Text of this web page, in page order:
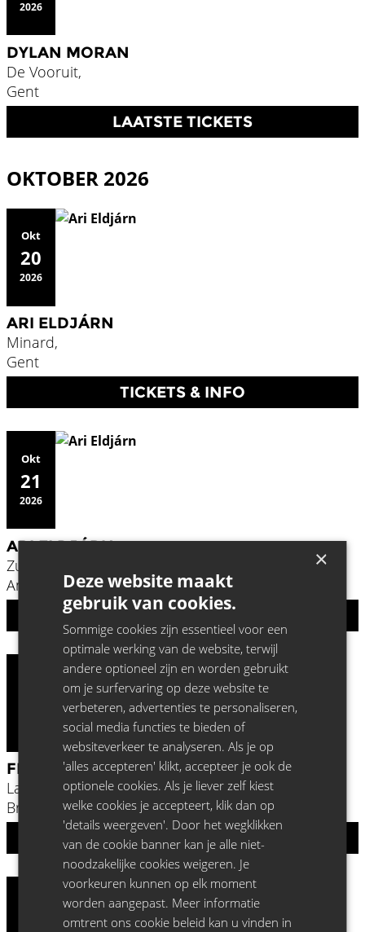
2026
DYLAN MORAN
De Vooruit,
Gent
LAATSTE TICKETS
OKTOBER 2026
Okt
20
2026
ARI ELDJÁRN
Minard,
Gent
TICKETS & INFO
Okt
21
2026
ARI ELDJÁRN
Zuiderpershuis,
Antwerpen
TICKETS & INFO
FRANCESCO DE CARLO
La Madeleine,
Brussel
TICKETS & INFO
×
Deze website maakt
gebruik van cookies.
Sommige cookies zijn essentieel voor een
optimale werking van de website, terwijl
andere optioneel zijn en worden gebruikt
om je surfervaring op deze website te
verbeteren, advertenties te personaliseren,
social media functies te bieden of
websiteverkeer te analyseren. Als je op
'alles accepteren' klikt, accepteer je ook de
optionele cookies. Als je liever zelf kiest
welke cookies je accepteert, klik dan op
'details weergeven'. Door het wegklikken
van de cookie banner kan je alle niet-
noodzakelijke cookies weigeren. Je
voorkeuren kunnen op elk moment
worden aangepast. Meer informatie
omtrent ons cookie beleid kan u vinden in